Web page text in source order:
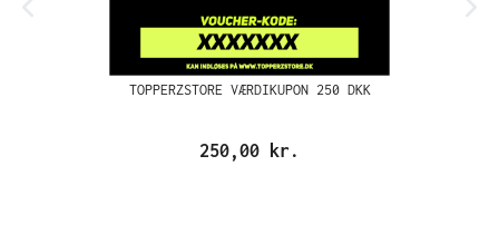
TOPPERZSTORE VÆRDIKUPON 250 DKK
250,00 kr.